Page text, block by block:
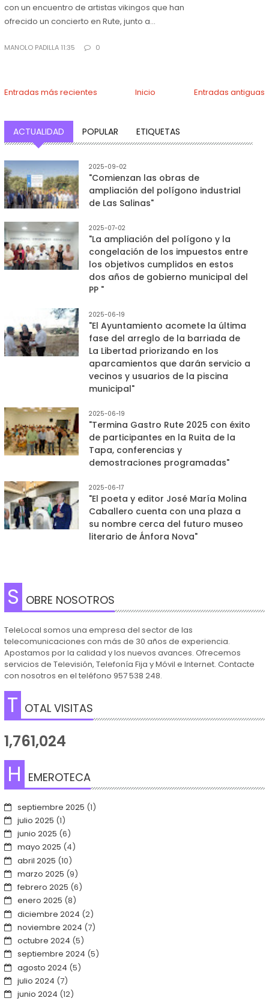
con un encuentro de artistas vikingos que han
ofrecido un concierto en Rute, junto a...
MANOLO PADILLA 11:35 0
Entradas más recientes Entradas antiguas
Inicio
ACTUALIDAD POPULAR ETIQUETAS
2025-09-02
"Comienzan las obras de
ampliación del polígono industrial
de Las Salinas"
2025-07-02
"La ampliación del polígono y la
congelación de los impuestos entre
los objetivos cumplidos en estos
dos años de gobierno municipal del
PP "
2025-06-19
"El Ayuntamiento acomete la última
fase del arreglo de la barriada de
La Libertad priorizando en los
aparcamientos que darán servicio a
vecinos y usuarios de la piscina
municipal"
2025-06-19
"Termina Gastro Rute 2025 con éxito
de participantes en la Ruita de la
Tapa, conferencias y
demostraciones programadas"
2025-06-17
"El poeta y editor José María Molina
Caballero cuenta con una plaza a
su nombre cerca del futuro museo
literario de Ánfora Nova"
S OBRE NOSOTROS
TeleLocal somos una empresa del sector de las
telecomunicaciones con más de 30 años de experiencia.
Apostamos por la calidad y los nuevos avances. Ofrecemos
servicios de Televisión, Telefonía Fija y Móvil e Internet. Contacte
con nosotros en el teléfono 957 538 248.
T OTAL VISITAS
1,761,024
H EMEROTECA
septiembre 2025 (1)
julio 2025 (1)
junio 2025 (6)
mayo 2025 (4)
abril 2025 (10)
marzo 2025 (9)
febrero 2025 (6)
enero 2025 (8)
diciembre 2024 (2)
noviembre 2024 (7)
octubre 2024 (5)
septiembre 2024 (5)
agosto 2024 (5)
julio 2024 (7)
junio 2024 (12)